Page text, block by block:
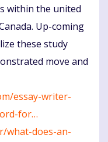
within the united
Up-coming
these study
move and
essay-writer-
for…
what-does-an-